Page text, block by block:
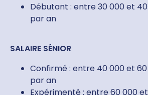
Débutant : entre 30 000 et
par an
SALAIRE SÉNIOR
Confirmé : entre 40 000 et
par an
Expérimenté : entre 60 000